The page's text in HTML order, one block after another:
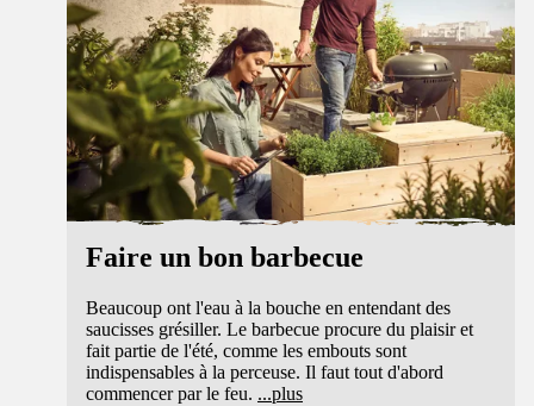
Faire un bon barbecue
Beaucoup ont l'eau à la bouche en entendant des
saucisses grésiller. Le barbecue procure du plaisir et
fait partie de l'été, comme les embouts sont
indispensables à la perceuse. Il faut tout d'abord
commencer par le feu. ...plus